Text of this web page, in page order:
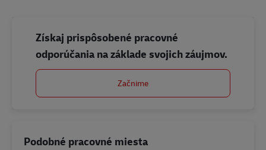
Získaj prispôsobené pracovné
odporúčania na základe svojich záujmov.
Začnime
Podobné pracovné miesta